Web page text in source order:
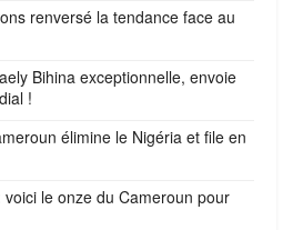
renversé la tendance face au
Bihina exceptionnelle, envoie
!
élimine le Nigéria et file en
le onze du Cameroun pour